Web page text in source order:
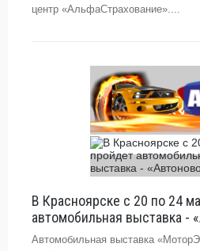
центр «АльфаСтрахование»....
В Красноярске с 20 по 24
автомобильная выставка -
Автомобильная выставка